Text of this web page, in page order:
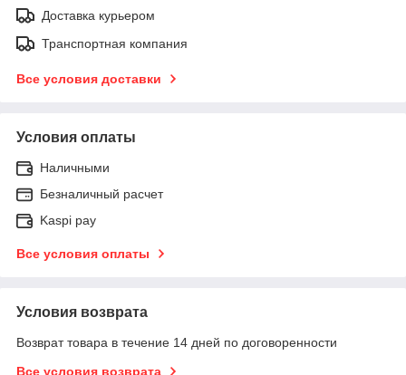
Доставка курьером
Транспортная компания
Все условия доставки
Условия оплаты
Наличными
Безналичный расчет
Kaspi pay
Все условия оплаты
Условия возврата
Возврат товара в течение 14 дней по договоренности
Все условия возврата